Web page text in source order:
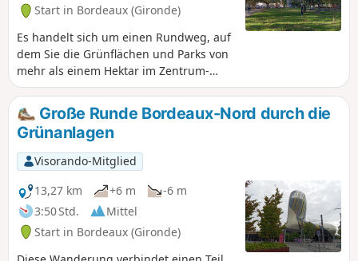
Start in Bordeaux (Gironde)
Es handelt sich um einen Rundweg, auf
dem Sie die Grünflächen und Parks von
mehr als einem Hektar im Zentrum-
Westen von Bordeaux entdecken
können. Wie in vielen Städten wird der
Westen bevorzugt, da die Luft, die vom
Meer kommt, als gesünder gilt. Auf
dieser Seite von Bordeaux gibt es viele
schöne Häuser mit privaten Gärten und
gepflegten öffentlichen Parks, die
nachts geschlossen sind.Die Route kann
mit dem Fahrrad befahren werden,
wobei Vorsicht geboten ist.
Große Runde Bordeaux-Nord durch die
Grünanlagen
Visorando-Mitglied
13,27 km
+6 m
-6 m
3:50 Std.
Mittel
Start in Bordeaux (Gironde)